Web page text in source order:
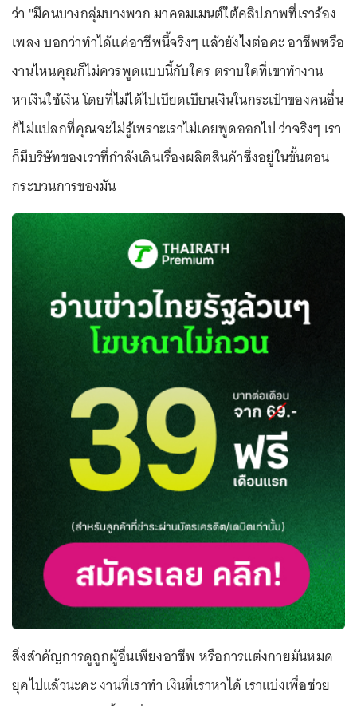
ว่า "มีคนบางกลุ่มบางพวก มาคอมเมนต์ใต้คลิปภาพที่เราร้อง
เพลง บอกว่าทำได้แค่อาชีพนี้จริงๆ แล้วยังไงต่อคะ อาชีพหรือ
งานไหนคุณก็ไม่ควรพูดแบบนี้กับใคร ตราบใดที่เขาทำงาน
หาเงินใช้เงิน โดยที่ไม่ได้ไปเบียดเบียนเงินในกระเป๋าของคนอื่น
ก็ไม่แปลกที่คุณจะไม่รู้เพราะเราไม่เคยพูดออกไป ว่าจริงๆ เรา
ก็มีบริษัทของเราที่กำลังเดินเรื่องผลิตสินค้าซึ่งอยู่ในขั้นตอน
กระบวนการของมัน
สิ่งสำคัญการดูถูกผู้อื่นเพียงอาชีพ หรือการแต่งกายมันหมด
ยุคไปแล้วนะคะ งานที่เราทำ เงินที่เราหาได้ เราแบ่งเพื่อช่วย